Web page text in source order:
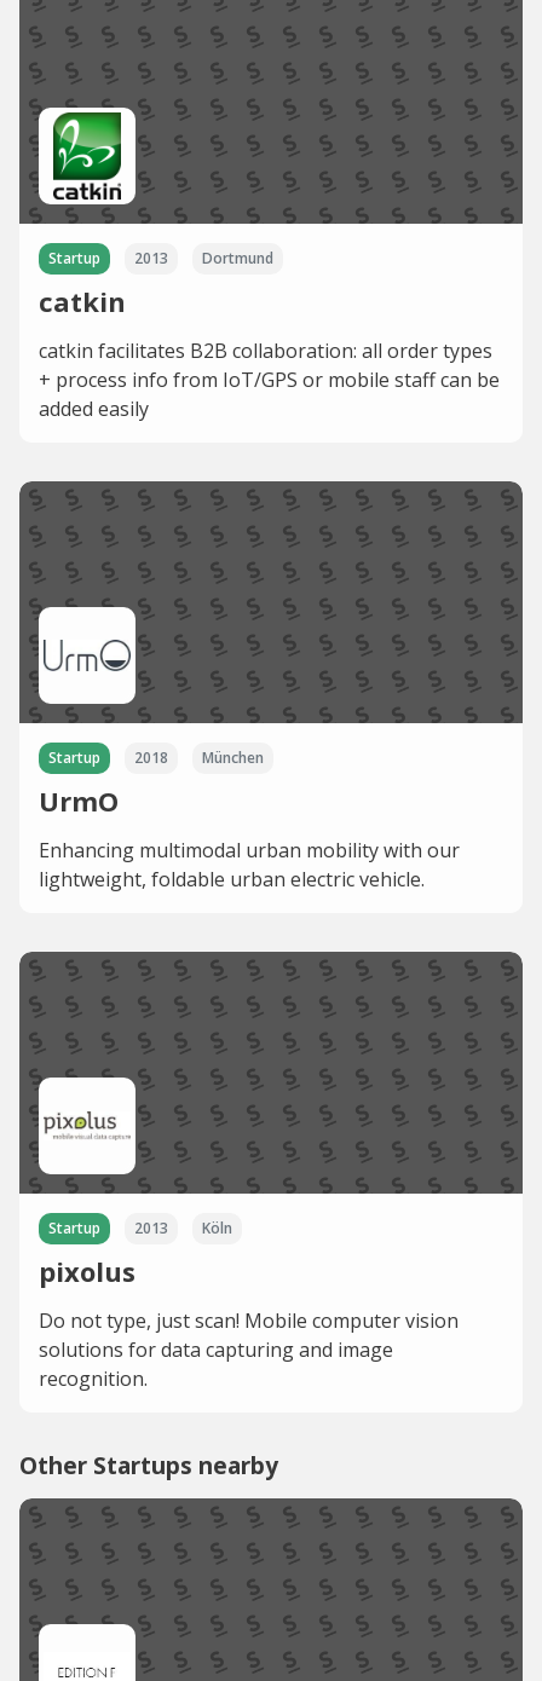
Startup 2013 Dortmund
catkin
catkin facilitates B2B collaboration: all order types
+ process info from IoT/GPS or mobile staff can be
added easily
Startup 2018 München
UrmO
Enhancing multimodal urban mobility with our
lightweight, foldable urban electric vehicle.
Startup 2013 Köln
pixolus
Do not type, just scan! Mobile computer vision
solutions for data capturing and image
recognition.
Other Startups nearby